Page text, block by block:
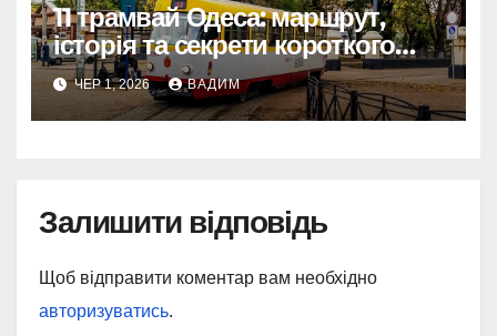
11 трамвай Одеса: маршрут,
історія та секрети короткого
шляху крізь Молдаванку
ЧЕР 1, 2026 ВАДИМ
Залишити відповідь
Щоб відправити коментар вам необхідно
авторизуватись.